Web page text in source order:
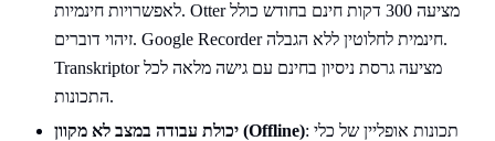
לאפשרויות חינמיות. Otter מציעה 300 דקות חינם בחודש כולל
זיהוי דוברים. Google Recorder חינמית לחלוטין ללא הגבלה.
Transkriptor מציעה גרסת ניסיון בחינם עם גישה מלאה לכל
התכונות.
יכולת עבודה במצב לא מקוון (Offline): תכונות אופליין של כלי